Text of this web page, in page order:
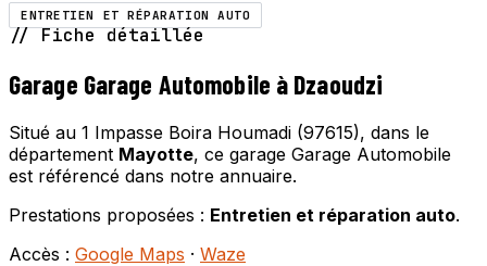
ENTRETIEN ET RÉPARATION AUTO
// Fiche détaillée
Garage Garage Automobile à Dzaoudzi
Situé au 1 Impasse Boira Houmadi (97615), dans le
département Mayotte, ce garage Garage Automobile
est référencé dans notre annuaire.
Prestations proposées : Entretien et réparation auto.
Accès : Google Maps · Waze